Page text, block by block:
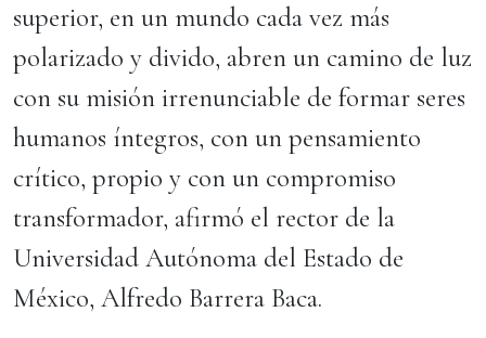
superior, en un mundo cada vez más
polarizado y divido, abren un camino de luz
con su misión irrenunciable de formar seres
humanos íntegros, con un pensamiento
crítico, propio y con un compromiso
transformador, afirmó el rector de la
Universidad Autónoma del Estado de
México, Alfredo Barrera Baca.